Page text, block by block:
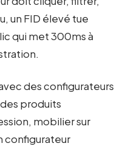
un FID élevé tue
qui met 300ms à
des configurateurs
produits
mobilier sur
configurateur